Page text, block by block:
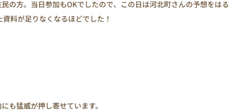
の方。当日参加もOKでしたので、この日は河北町さんの予想をはる
料が足りなくなるほどでした！
も猛威が押し寄せています。